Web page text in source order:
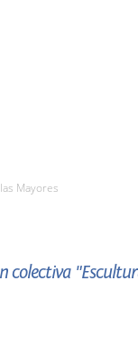
Mayores
colectiva